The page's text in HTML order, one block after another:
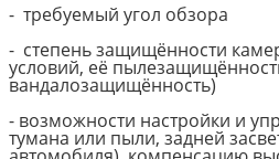
- требуемый угол обзора
- степень защищённости
условий, её
вандалозащищённость)
- возможности настройки и
тумана или пыли, задней